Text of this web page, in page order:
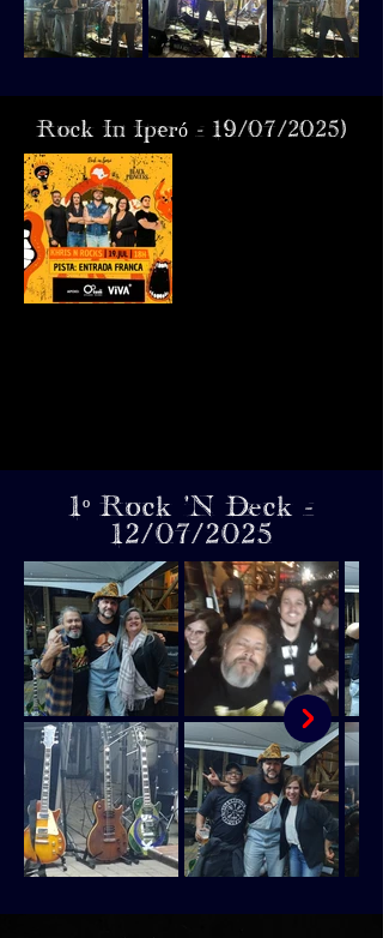
Rock In Iperó - 19/07/2025)
1º Rock 'N Deck -
12/07/2025